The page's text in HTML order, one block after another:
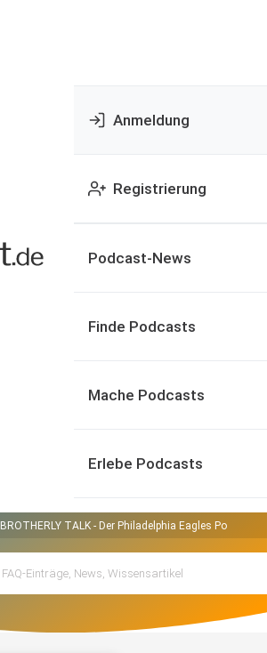
Anmeldung
Registrierung
Podcast-News
Finde Podcasts
Mache Podcasts
Erlebe Podcasts
BROTHERLY TALK - Der Philadelphia Eagles Podcast